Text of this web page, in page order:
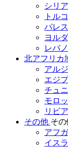
シリア
トルコ
パレ
ヨル
レバ
北アフリカ
アル
エジ
チュ
モロ
リビア
その他 その
アフ
イス